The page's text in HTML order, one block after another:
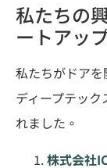
私たちの
ートアッ
私たちがドア
ディープテッ
れました。
株式会社